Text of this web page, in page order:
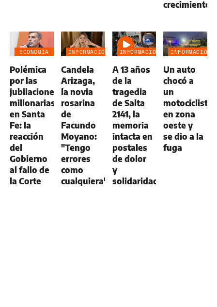
crecimiento
ECONOMÍA
AGRO
Polémica
por las
jubilaciones
millonarias
en Santa
Fe: la
reacción
del
Gobierno
al fallo de
la Corte
INFORMACIÓN
Candela
Arizaga,
la novia
rosarina
de
Facundo
Moyano:
"Tengo
errores
como
cualquiera"
INFORMACIÓN
A 13 años
de la
tragedia
de Salta
2141, la
memoria
intacta en
postales
de dolor
y
solidaridad
INFORMACIÓN
Un auto
chocó a
un
motociclista
en zona
oeste y
se dio a la
fuga